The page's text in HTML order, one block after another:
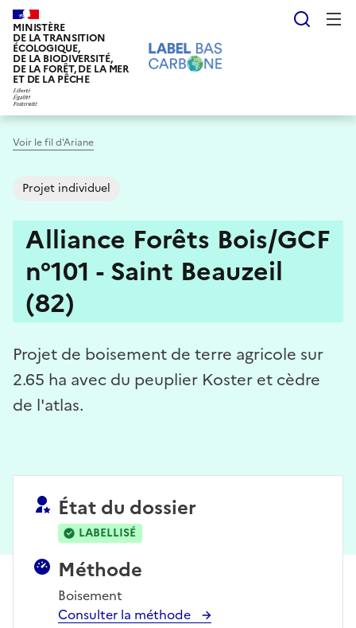
Aller
au
contenu
principal
MINISTÈRE
DE LA TRANSITION
ÉCOLOGIQUE,
DE LA BIODIVERSITÉ,
DE LA FORÊT, DE LA MER
ET DE LA PÊCHE
Voir le fil d'Ariane
Projet individuel
Alliance Forêts Bois/GCF
n°101 - Saint Beauzeil
(82)
Projet de boisement de terre agricole sur
2.65 ha avec du peuplier Koster et cèdre
de l'atlas.
État du dossier
LABELLISÉ
Méthode
Boisement
Consulter la méthode